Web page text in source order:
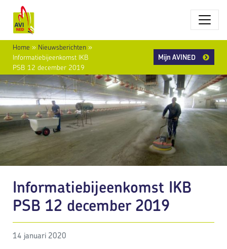
Home » Nieuwsberichten »
Informatiebijeenkomst IKB
PSB 12 december 2019
Mijn AVINED
Informatiebijeenkomst IKB
PSB 12 december 2019
14 januari 2020